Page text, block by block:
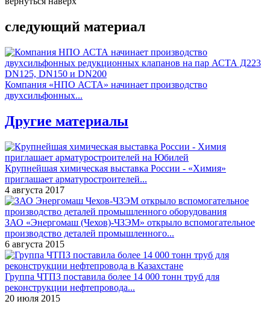
следующий материал
Компания «НПО АСТА» начинает производство
двухсильфонных...
Другие материалы
Крупнейшая химическая выставка России - «Химия»
приглашает арматуростроителей...
4 августа 2017
ЗАО «Энергомаш (Чехов)-ЧЗЭМ» открыло вспомогательное
производство деталей промышленного...
6 августа 2015
Группа ЧТПЗ поставила более 14 000 тонн труб для
реконструкции нефтепровода...
20 июля 2015